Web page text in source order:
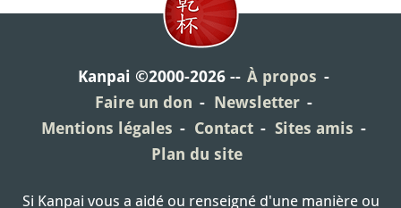
Kanpai ©2000-2026
À propos
Faire un don
Newsletter
Mentions légales
Contact
Sites amis
Plan du site
Si Kanpai vous a aidé ou renseigné d'une manière ou